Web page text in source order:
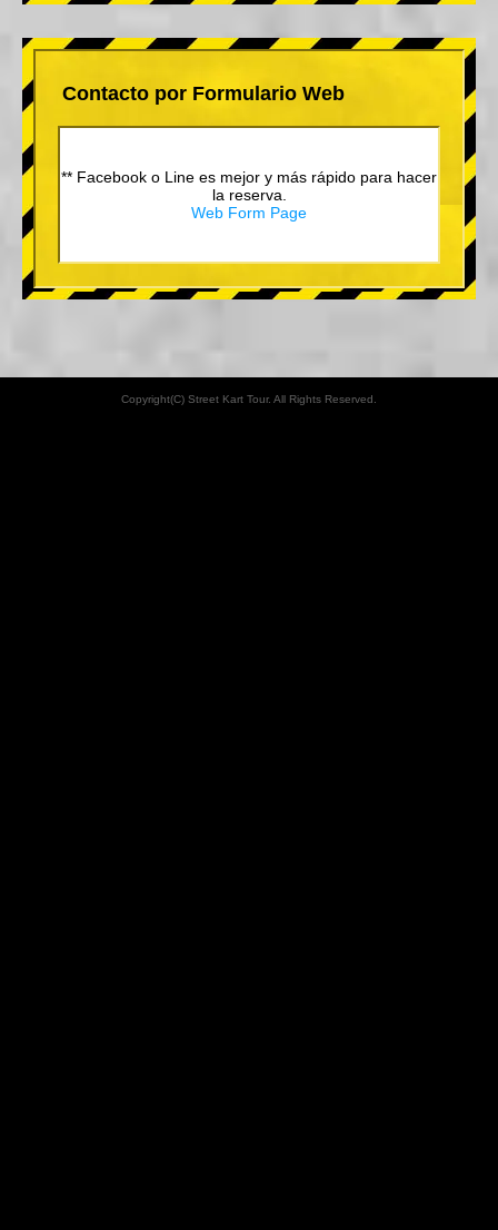
Contacto por Formulario Web
** Facebook o Line es mejor y más rápido para hacer
la reserva.
Web Form Page
Copyright(C) Street Kart Tour. All Rights Reserved.